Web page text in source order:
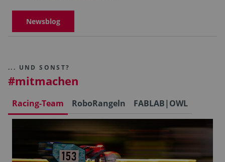
Newsblog
... UND SONST?
#mitmachen
Racing-Team RoboRangeln FABLAB|OWL